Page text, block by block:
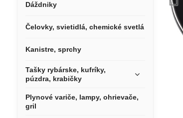
Dáždniky
Čelovky, svietidlá, chemické svetlá
Kanistre, sprchy
Tašky rybárske, kufríky,
púzdra, krabičky
Plynové variče, lampy, ohrievače,
gril